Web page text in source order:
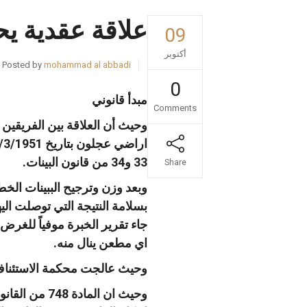
09
أكتوبر
0
Comments
Share
علاقة عقدية
Posted by mohammad al abbadi
مبدأ قانوني
33 و34 من قانون البينات.
وبعد وزن وترجيح الببينات
بسلامة النتيجة التي توصلت
اي مطعن ينال منه.
وحيث عالجت محكمة الاستئناف
وحيث ان
تواصل